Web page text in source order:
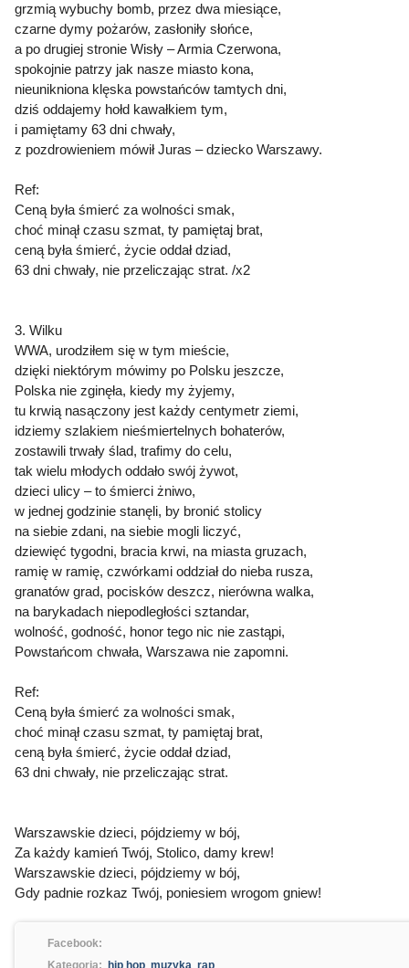
grzmią wybuchy bomb, przez dwa miesiące,
czarne dymy pożarów, zasłoniły słońce,
a po drugiej stronie Wisły – Armia Czerwona,
spokojnie patrzy jak nasze miasto kona,
nieunikniona klęska powstańców tamtych dni,
dziś oddajemy hołd kawałkiem tym,
i pamiętamy 63 dni chwały,
z pozdrowieniem mówił Juras – dziecko Warszawy.
Ref:
Ceną była śmierć za wolności smak,
choć minął czasu szmat, ty pamiętaj brat,
ceną była śmierć, życie oddał dziad,
63 dni chwały, nie przeliczając strat. /x2
3. Wilku
WWA, urodziłem się w tym mieście,
dzięki niektórym mówimy po Polsku jeszcze,
Polska nie zginęła, kiedy my żyjemy,
tu krwią nasączony jest każdy centymetr ziemi,
idziemy szlakiem nieśmiertelnych bohaterów,
zostawili trwały ślad, trafimy do celu,
tak wielu młodych oddało swój żywot,
dzieci ulicy – to śmierci żniwo,
w jednej godzinie stanęli, by bronić stolicy
na siebie zdani, na siebie mogli liczyć,
dziewięć tygodni, bracia krwi, na miasta gruzach,
ramię w ramię, czwórkami oddział do nieba rusza,
granatów grad, pocisków deszcz, nierówna walka,
na barykadach niepodległości sztandar,
wolność, godność, honor tego nic nie zastąpi,
Powstańcom chwała, Warszawa nie zapomni.
Ref:
Ceną była śmierć za wolności smak,
choć minął czasu szmat, ty pamiętaj brat,
ceną była śmierć, życie oddał dziad,
63 dni chwały, nie przeliczając strat.
Warszawskie dzieci, pójdziemy w bój,
Za każdy kamień Twój, Stolico, damy krew!
Warszawskie dzieci, pójdziemy w bój,
Gdy padnie rozkaz Twój, poniesiem wrogom gniew!
Facebook:
Kategoria: hip hop muzyka rap